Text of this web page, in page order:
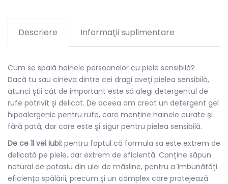
Descriere Informaţii suplimentare
Cum se spală hainele persoanelor cu piele sensibilă?
Dacă tu sau cineva dintre cei dragi aveţi pielea sensibilă,
atunci știi cât de important este să alegi detergentul de
rufe potrivit și delicat. De aceea am creat un detergent gel
hipoalergenic pentru rufe, care menține hainele curate şi
fără pată, dar care este şi sigur pentru pielea sensibilă.
De ce îl vei iubi: pentru faptul că formula sa este extrem de
delicată pe piele, dar extrem de eficientă. Conține săpun
natural de potasiu din ulei de măsline, pentru a îmbunătăți
eficiența spălării, precum și un complex care protejează